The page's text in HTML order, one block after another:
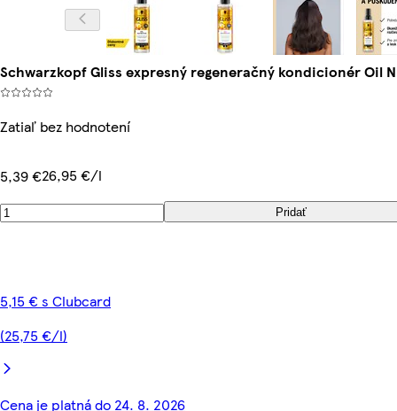
Schwarzkopf Gliss expresný regeneračný kondicionér Oil
Zatiaľ bez hodnotení
5,39 €26,95 €/l
Pridať
5,15 € s Clubcard
(25,75 €/l)
Cena je platná do 24. 8. 2026